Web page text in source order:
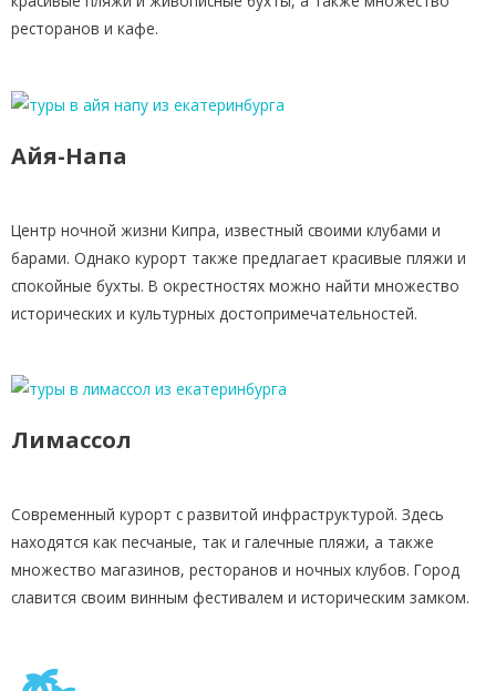
ресторанов и кафе.
Айя-Напа
Центр ночной жизни Кипра, известный своими клубами и
барами. Однако курорт также предлагает красивые пляжи и
спокойные бухты. В окрестностях можно найти множество
исторических и культурных достопримечательностей.
Лимассол
Современный курорт с развитой инфраструктурой. Здесь
находятся как песчаные, так и галечные пляжи, а также
множество магазинов, ресторанов и ночных клубов. Город
славится своим винным фестивалем и историческим замком.